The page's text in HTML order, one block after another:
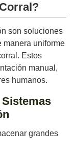
son soluciones
manera uniforme
Estos
manual,
humanos.
grandes